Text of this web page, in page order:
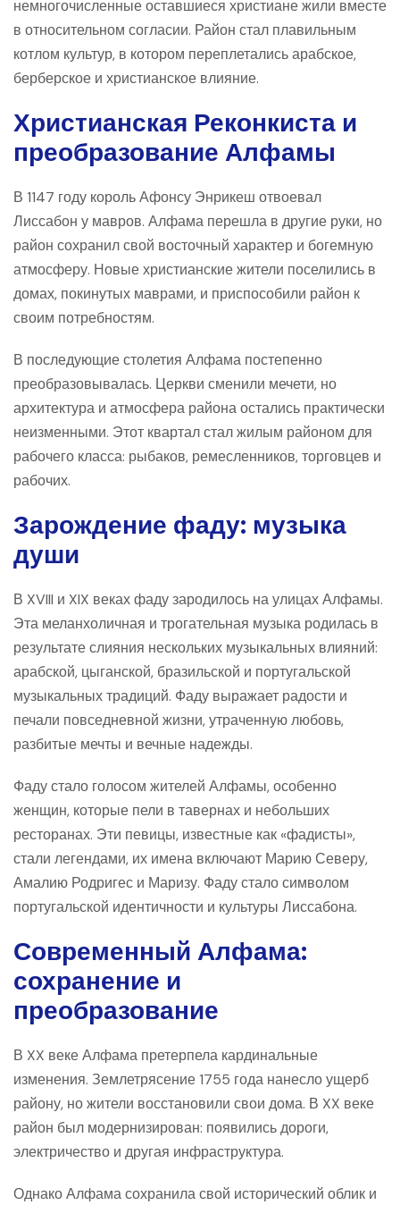
немногочисленные оставшиеся христиане жили вместе
в относительном согласии. Район стал плавильным
котлом культур, в котором переплетались арабское,
берберское и христианское влияние.
Христианская Реконкиста и
преобразование Алфамы
В 1147 году король Афонсу Энрикеш отвоевал
Лиссабон у мавров. Алфама перешла в другие руки, но
район сохранил свой восточный характер и богемную
атмосферу. Новые христианские жители поселились в
домах, покинутых маврами, и приспособили район к
своим потребностям.
В последующие столетия Алфама постепенно
преобразовывалась. Церкви сменили мечети, но
архитектура и атмосфера района остались практически
неизменными. Этот квартал стал жилым районом для
рабочего класса: рыбаков, ремесленников, торговцев и
рабочих.
Зарождение фаду: музыка
души
В XVIII и XIX веках фаду зародилось на улицах Алфамы.
Эта меланхоличная и трогательная музыка родилась в
результате слияния нескольких музыкальных влияний:
арабской, цыганской, бразильской и португальской
музыкальных традиций. Фаду выражает радости и
печали повседневной жизни, утраченную любовь,
разбитые мечты и вечные надежды.
Фаду стало голосом жителей Алфамы, особенно
женщин, которые пели в тавернах и небольших
ресторанах. Эти певицы, известные как «фадисты»,
стали легендами, их имена включают Марию Северу,
Амалию Родригес и Маризу. Фаду стало символом
португальской идентичности и культуры Лиссабона.
Современный Алфама:
сохранение и
преобразование
В XX веке Алфама претерпела кардинальные
изменения. Землетрясение 1755 года нанесло ущерб
району, но жители восстановили свои дома. В XX веке
район был модернизирован: появились дороги,
электричество и другая инфраструктура.
Однако Алфама сохранила свой исторический облик и